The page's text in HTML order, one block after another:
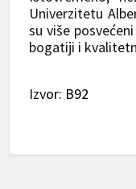
Univerzitetu
su više
bogatiji i
Izvor: B92